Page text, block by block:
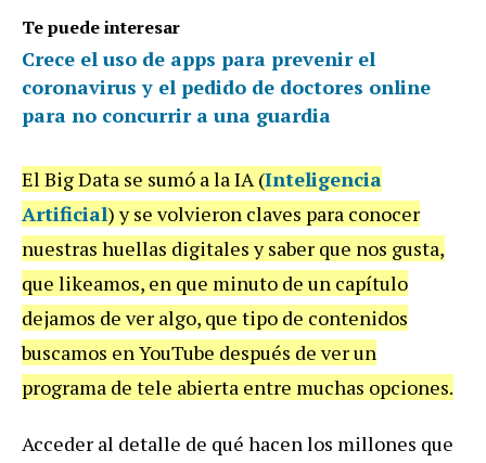
Te puede interesar
Crece el uso de apps para prevenir el
coronavirus y el pedido de doctores online
para no concurrir a una guardia
El Big Data se sumó a la IA (Inteligencia
Artificial) y se volvieron claves para conocer
nuestras huellas digitales y saber que nos gusta,
que likeamos, en que minuto de un capítulo
dejamos de ver algo, que tipo de contenidos
buscamos en YouTube después de ver un
programa de tele abierta entre muchas opciones.
Acceder al detalle de qué hacen los millones que